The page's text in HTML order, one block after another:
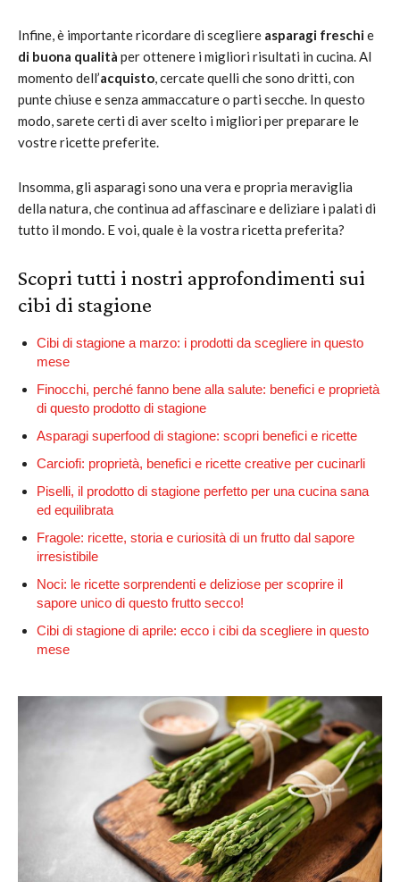
Infine, è importante ricordare di scegliere asparagi freschie
di buona qualità per ottenere i migliori risultati in cucina. Al
momento dell’acquisto, cercate quelli che sono dritti, con
punte chiuse e senza ammaccature o parti secche. In questo
modo, sarete certi di aver scelto i migliori per preparare le
vostre ricette preferite.
Insomma, gli asparagi sono una vera e propria meraviglia
della natura, che continua ad affascinare e deliziare i palati di
tutto il mondo. E voi, quale è la vostra ricetta preferita?
Scopri tutti i nostri approfondimenti sui
cibi di stagione
Cibi di stagione a marzo: i prodotti da scegliere in questo
mese
Finocchi, perché fanno bene alla salute: benefici e proprietà
di questo prodotto di stagione
Asparagi superfood di stagione: scopri benefici e ricette
Carciofi: proprietà, benefici e ricette creative per cucinarli
Piselli, il prodotto di stagione perfetto per una cucina sana
ed equilibrata
Fragole: ricette, storia e curiosità di un frutto dal sapore
irresistibile
Noci: le ricette sorprendenti e deliziose per scoprire il
sapore unico di questo frutto secco!
Cibi di stagione di aprile: ecco i cibi da scegliere in questo
mese